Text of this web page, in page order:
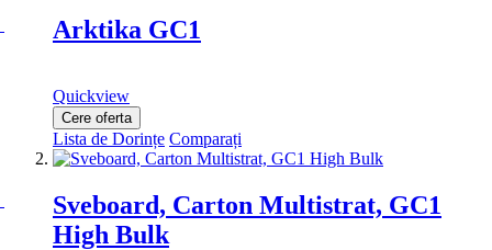
Arktika GC1
Quickview
Cere oferta
Lista de Dorințe Comparați
Sveboard, Carton Multistrat, GC1
High Bulk